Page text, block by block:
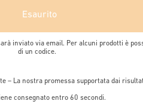
Esaurito
inviato via email. Per alcuni prodotti è
di un codice.
– La nostra promessa supportata dai
consegnato entro 60 secondi.